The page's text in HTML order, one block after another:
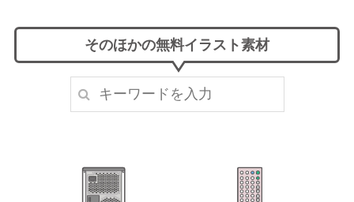
そのほかの無料イラスト素材